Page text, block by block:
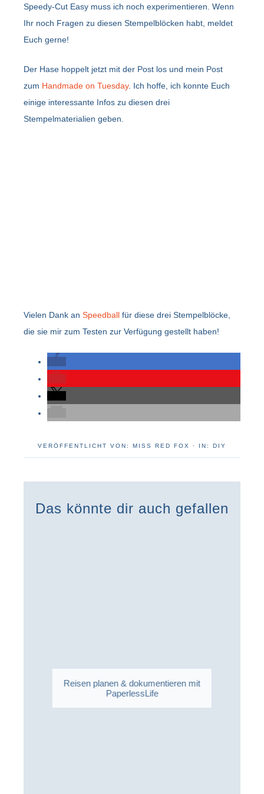
Speedy-Cut Easy muss ich noch experimentieren. Wenn
Ihr noch Fragen zu diesen Stempelblöcken habt, meldet
Euch gerne!
Der Hase hoppelt jetzt mit der Post los und mein Post
zum Handmade on Tuesday. Ich hoffe, ich konnte Euch
einige interessante Infos zu diesen drei
Stempelmaterialien geben.
Vielen Dank an Speedball für diese drei Stempelblöcke,
die sie mir zum Testen zur Verfügung gestellt haben!
VERÖFFENTLICHT VON: MISS RED FOX · IN: DIY
Das könnte dir auch gefallen
Reisen planen & dokumentieren mit
PaperlessLife